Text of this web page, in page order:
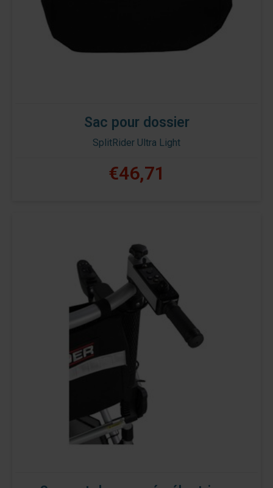
Sac pour dossier
SplitRider Ultra Light
€46,71